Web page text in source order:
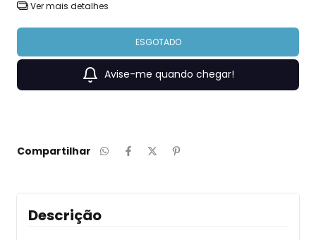
Ver mais detalhes
Avise-me quando chegar!
Compartilhar
Descrição